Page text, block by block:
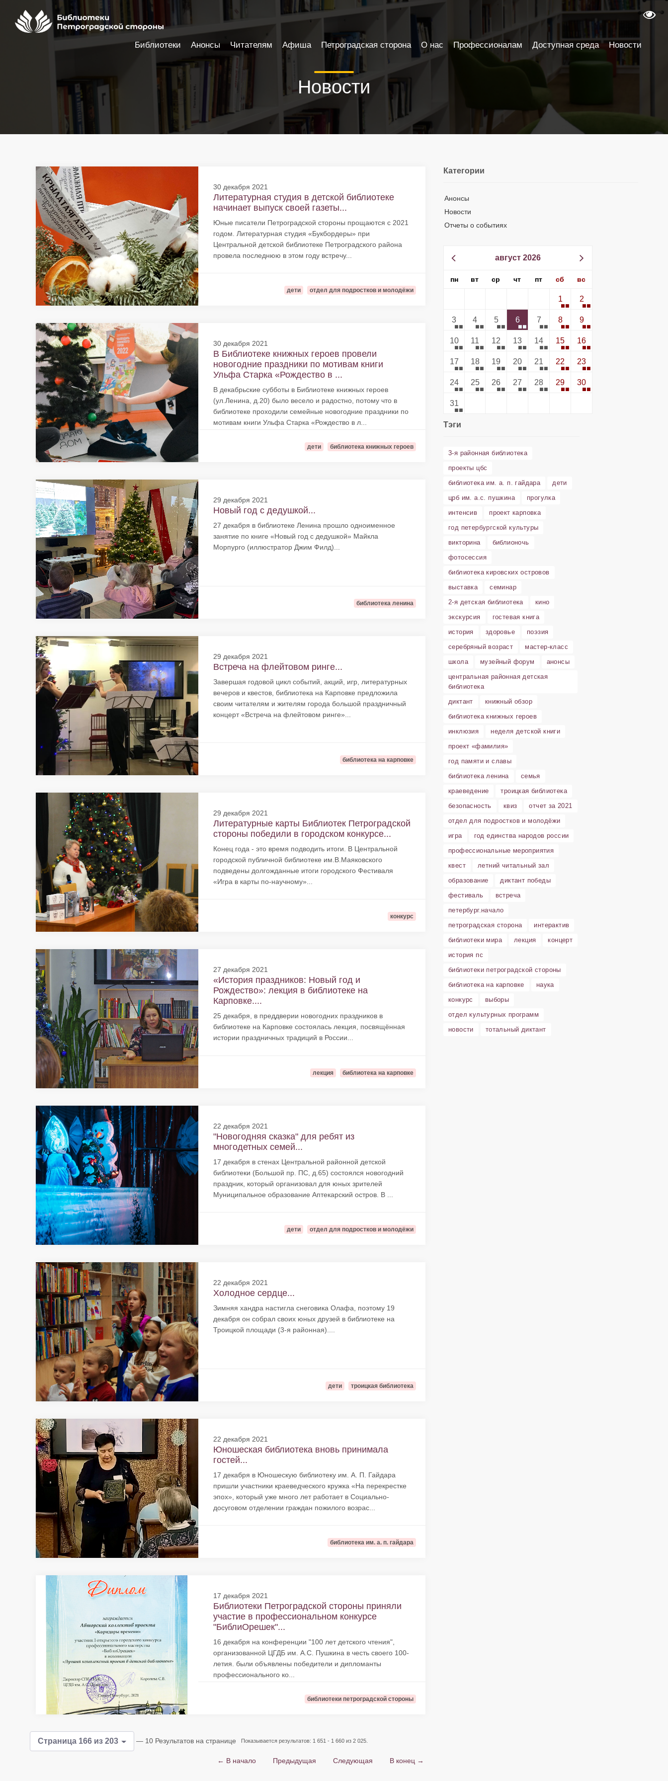
Новости
30 декабря 2021
Литературная студия в детской библиотеке
начинает выпуск своей газеты...
Юные писатели Петроградской стороны прощаются с 2021
годом. Литературная студия «Букбордеры» при
Центральной детской библиотеке Петроградского района
провела последнюю в этом году встречу...
дети отдел для подростков и молодёжи
30 декабря 2021
В Библиотеке книжных героев провели
новогодние праздники по мотивам книги
Ульфа Старка «Рождество в ...
В декабрьские субботы в Библиотеке книжных героев
(ул.Ленина, д.20) было весело и радостно, потому что в
библиотеке проходили семейные новогодние праздники по
мотивам книги Ульфа Старка «Рождество в л...
дети библиотека книжных героев
29 декабря 2021
Новый год с дедушкой...
27 декабря в библиотеке Ленина прошло одноименное
занятие по книге «Новый год с дедушкой» Майкла
Морпурго (иллюстратор Джим Филд)...
библиотека ленина
29 декабря 2021
Встреча на флейтовом ринге...
Завершая годовой цикл событий, акций, игр, литературных
вечеров и квестов, библиотека на Карповке предложила
своим читателям и жителям города большой праздничный
концерт «Встреча на флейтовом ринге»...
библиотека на карповке
29 декабря 2021
Литературные карты Библиотек Петроградской
стороны победили в городском конкурсе...
Конец года - это время подводить итоги. В Центральной
городской публичной библиотеке им.В.Маяковского
подведены долгожданные итоги городского Фестиваля
«Игра в карты по-научному»...
конкурс
27 декабря 2021
«История праздников: Новый год и
Рождество»: лекция в библиотеке на
Карповке....
25 декабря, в преддверии новогодних праздников в
библиотеке на Карповке состоялась лекция, посвящённая
истории праздничных традиций в России...
лекция библиотека на карповке
22 декабря 2021
"Новогодняя сказка" для ребят из
многодетных семей...
17 декабря в стенах Центральной районной детской
библиотеки (Большой пр. ПС, д.65) состоялся новогодний
праздник, который организовал для юных зрителей
Муниципальное образование Аптекарский остров. В ...
дети отдел для подростков и молодёжи
22 декабря 2021
Холодное сердце...
Зимняя хандра настигла снеговика Олафа, поэтому 19
декабря он собрал своих юных друзей в библиотеке на
Троицкой площади (3-я районная)....
дети троицкая библиотека
22 декабря 2021
Юношеская библиотека вновь принимала
гостей...
17 декабря в Юношескую библиотеку им. А. П. Гайдара
пришли участники краеведческого кружка «На перекрестке
эпох», который уже много лет работает в Социально-
досуговом отделении граждан пожилого возрас...
библиотека им. а. п. гайдара
17 декабря 2021
Библиотеки Петроградской стороны приняли
участие в профессиональном конкурсе
"БиблиОрешек"...
16 декабря на конференции "100 лет детского чтения",
организованной ЦГДБ им. А.С. Пушкина в честь своего 100-
летия. были объявлены победители и дипломанты
профессионального ко...
библиотеки петроградской стороны
Страница 166 из 203 — 10 Результатов на странице Показывается результатов: 1 651 - 1 660 из 2 025.
← В начало Предыдущая Следующая В конец →
Категории
Анонсы
Новости
Отчеты о событиях
август 2026
пн вт ср чт пт сб вс
1 2
3 4 5 6 7 8 9
10 11 12 13 14 15 16
17 18 19 20 21 22 23
24 25 26 27 28 29 30
31
Тэги
3-я районная библиотека
проекты цбс
библиотека им. а. п. гайдара
дети
црб им. а.с. пушкина
прогулка
интенсив
проект карповка
год петербургской культуры
викторина
библионочь
фотосессия
библиотека кировских островов
выставка
семинар
2-я детская библиотека
кино
экскурсия
гостевая книга
история
здоровье
поэзия
серебряный возраст
мастер-класс
школа
музейный форум
анонсы
центральная районная детская
библиотека
диктант
книжный обзор
библиотека книжных героев
инклюзия
неделя детской книги
проект «фамилия»
год памяти и славы
библиотека ленина
семья
краеведение
троицкая библиотека
безопасность
квиз
отчет за 2021
отдел для подростков и молодёжи
игра
год единства народов россии
профессиональные мероприятия
квест
летний читальный зал
образование
диктант победы
фестиваль
встреча
петербург.начало
петроградская сторона
интерактив
библиотеки мира
лекция
концерт
история пс
библиотеки петроградской стороны
библиотека на карповке
наука
конкурс
выборы
отдел культурных программ
новости
тотальный диктант
Библиотеки Анонсы Читателям Афиша Петроградская сторона О нас Профессионалам Доступная среда Новости
Настройки доступности